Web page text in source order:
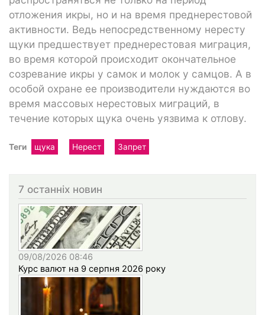
отложения икры, но и на время преднерестовой
активности. Ведь непосредственному нересту
щуки предшествует преднерестовая миграция,
во время которой происходит окончательное
созревание икры у самок и молок у самцов. А в
особой охране ее производители нуждаются во
время массовых нерестовых миграций, в
течение которых щука очень уязвима к отлову.
Теги щука Нерест Запрет
7 останніх новин
09/08/2026 08:46
Курс валют на 9 серпня 2026 року